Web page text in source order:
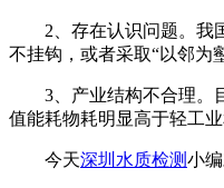
2、存在认识问题。我国
不挂钩，或者采取“以邻为
3、产业结构不合理。目
值能耗物耗明显高于轻工
今天深圳水质检测小